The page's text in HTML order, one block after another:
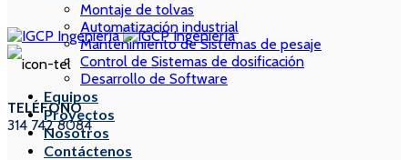
TELÉFONO
314 742 8084
Montaje de tolvas
Automatización industrial
Mantenimiento de Sistemas de pesaje
Control de Sistemas de dosificación
Desarrollo de Software
Equipos
Proyectos
Nosotros
Contáctenos